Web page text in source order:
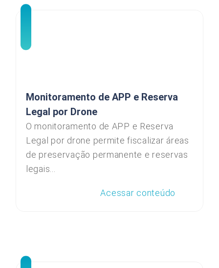
Monitoramento de APP e Reserva
Legal por Drone
O monitoramento de APP e Reserva
Legal por drone permite fiscalizar áreas
de preservação permanente e reservas
legais...
Acessar conteúdo